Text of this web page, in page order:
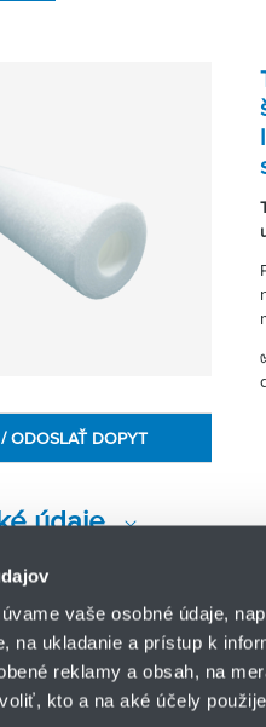
vaše osobné údaje,
na ukladanie a prístup k
reklamy a obsah, na
kto a na aké účely
ODOSLAŤ DOPYT
údaje